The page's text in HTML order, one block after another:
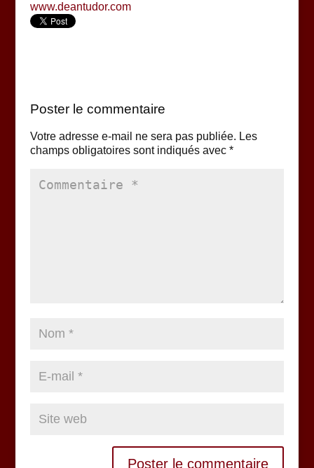
www.deantudor.com
Poster le commentaire
Votre adresse e-mail ne sera pas publiée. Les
champs obligatoires sont indiqués avec *